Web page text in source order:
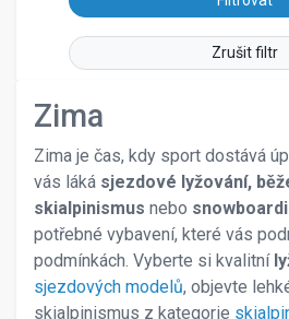
SKIVO
SPORTEN
SPYDER
TECNICA
Toko
VAN DEER
VAUHTI
VOLKL
26
27
30
33
34
35
36
37
37,5
38
38,5
Zrušit filtr
Zima
Zima je čas, kdy sport dostává
vás láká sjezdové lyžování,
skialpinismus nebo
potřebné vybavení, které vás
podmínkách. Vyberte si kvalitní
sjezdových modelů, objevte
skialpinismus z kategorie